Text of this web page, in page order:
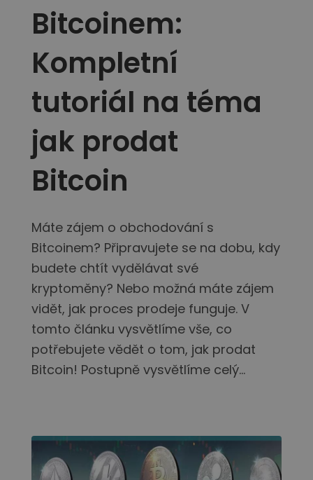
Inteligentní portfolia
Chytrý způsob investování do krypta
Kriptomat peněženka
Bezpečná a jednoduchá krypto peněženka
Průzkumník investic
Najdi svou krypto strategii
KriptoEarn
Získejte za své krypto odměny
Trezor
Spořte si krypto pro svou budoucnost
Opakovaný nákup
Pravidelné investice („DCA“)
Upozornění na cenu
Aktualizace cen vašich oblíbených tokenů v reálném čase
Objevte aktiva
Objevte investiční příležitosti
Analýza portfolia
Chytré poznatky pro ideální výkonnost
Bitcoinem:
Kompletní
tutoriál na téma
jak prodat
Bitcoin
Máte zájem o obchodování s
Bitcoinem? Připravujete se na dobu, kdy
budete chtít vydělávat své
kryptoměny? Nebo možná máte zájem
vidět, jak proces prodeje funguje. V
tomto článku vysvětlíme vše, co
potřebujete vědět o tom, jak prodat
Bitcoin! Postupně vysvětlíme celý...